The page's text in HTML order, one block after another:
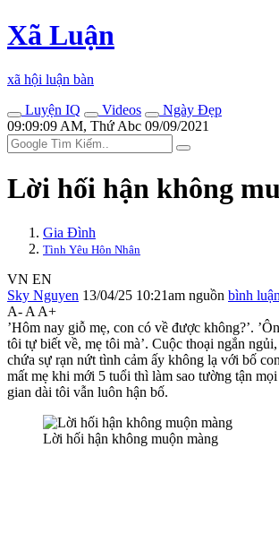
Xã Luận
xã hội luận bàn
Luyện IQ
Videos
Ngày Đẹp
09:09:09 AM, Thứ Abc 09/09/2021
Lời hối hận không
Gia Đình
Tình Yêu Hôn Nhân
VN EN
Sky Nguyen 13/04/25 10:21am nguồn bình luận
A- A A+
’Hôm nay giỗ mẹ, con có về được không?’.
tôi tự biết về, mẹ tôi mà’. Cuộc thoại ngắn
chứa sự rạn nứt tình cảm ấy không lạ với bố
mất mẹ khi mới 5 tuổi thì làm sao tường tận
gian dài tôi vẫn luôn hận bố.
Lời hối hận không muộn màng